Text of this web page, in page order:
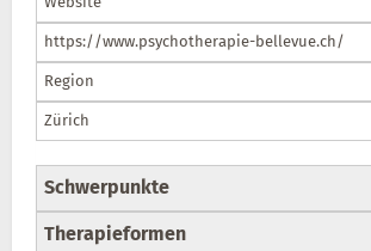
https://www.psychotherapie-bellevue.ch/
Region
Zürich
Schwerpunkte
Therapieformen